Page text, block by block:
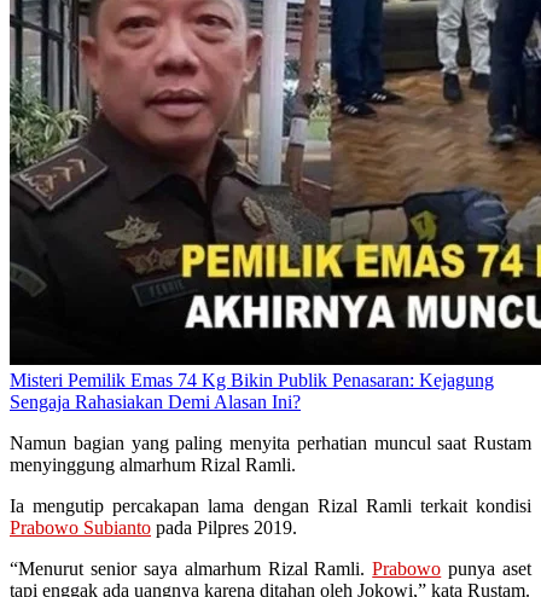
Misteri Pemilik Emas 74 Kg Bikin Publik Penasaran: Kejagung
Sengaja Rahasiakan Demi Alasan Ini?
Namun bagian yang paling menyita perhatian muncul saat Rustam
menyinggung almarhum Rizal Ramli.
Ia mengutip percakapan lama dengan Rizal Ramli terkait kondisi
Prabowo Subianto pada Pilpres 2019.
“Menurut senior saya almarhum Rizal Ramli.Prabowo punya aset
tapi enggak ada uangnya karena ditahan oleh Jokowi,” kata Rustam.